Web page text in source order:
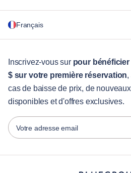
Pour les entreprises
Services aux visiteurs
Guides des villes
Partenaires
Opérateurs de location de meubles
Propriétaires
Partenaires de franchise
Français
English
Português
Español
Français
Türkçe
Inscrivez-vous sur pour
$ sur votre première réservation,
cas de baisse de prix, de
disponibles et d'offres exclusives.
Votre adresse email